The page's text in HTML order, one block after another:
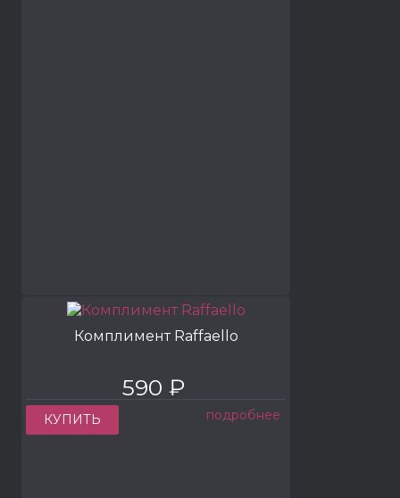
Комплимент Raffaello
590 ₽
КУПИТЬ подробнее